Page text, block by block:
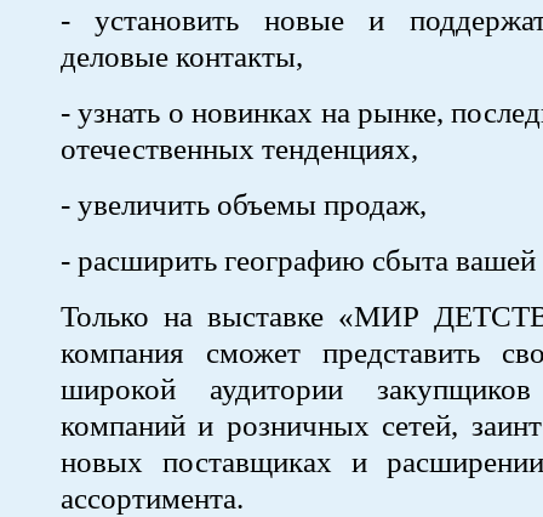
- установить новые и
деловые контакты,
- узнать о новинках на рынке,
отечественных тенденциях,
- увеличить объемы продаж,
- расширить географию сбыта
Только на выставке «МИР
компания сможет представить
широкой аудитории
компаний и розничных сетей,
новых поставщиках и расширении
ассортимента.